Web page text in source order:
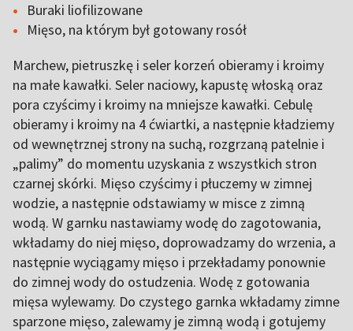
Buraki liofilizowane
Mięso, na którym był gotowany rosół
Marchew, pietruszkę i seler korzeń obieramy i kroimy
na małe kawałki. Seler naciowy, kapustę włoską oraz
pora czyścimy i kroimy na mniejsze kawałki. Cebulę
obieramy i kroimy na 4 ćwiartki, a następnie kładziemy
od wewnętrznej strony na suchą, rozgrzaną patelnie i
„palimy” do momentu uzyskania z wszystkich stron
czarnej skórki. Mięso czyścimy i płuczemy w zimnej
wodzie, a następnie odstawiamy w misce z zimną
wodą. W garnku nastawiamy wodę do zagotowania,
wkładamy do niej mięso, doprowadzamy do wrzenia, a
następnie wyciągamy mięso i przekładamy ponownie
do zimnej wody do ostudzenia. Wodę z gotowania
mięsa wylewamy. Do czystego garnka wkładamy zimne
sparzone mięso, zalewamy je zimną wodą i gotujemy